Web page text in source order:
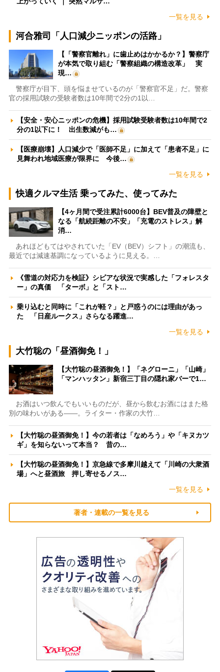
一覧を見る
河合雅司「人口減少ニッポンの活路」
【「警察官離れ」に歯止めはかかるか？】警察庁
が本気で取り組む「警察組織の構造改革」 実
現…
警察庁が目下、頭を悩ませているのが「警察官不足」だ。警察
官の採用試験の受験者数は10年間で2分の1以…
【安全・安心ニッポンの危機】採用試験受験者数は10年間で2
分の1以下に！ 出生数減がも…
【医療崩壊】人口減少で「医師不足」に加えて「患者不足」に
見舞われ地域医療が限界に 今後…
一覧を見る
快適クルマ生活 乗ってみた、使ってみた
【4ヶ月間で受注累計6000台】BEV普及の障壁と
なる「航続距離の不安」「充電のストレス」解
消…
あれほどもてはやされていた「EV（BEV）シフト」の潮流も、
最近では減速基調になっているように見える。…
《雪道の対応力を検証》シビアな状況で実感した「フォレスタ
ー」の真価 「ターボ」と「スト…
乗り込むと同時に「これが軽？」と戸惑うのには理由があっ
た 「日産ルークス」さらなる躍進…
一覧を見る
大竹聡の「昼酒御免！」
【大竹聡の昼酒御免！】「ネグローニ」「山崎」
「マンハッタン」新宿三丁目の隠れ家バーで1…
お酒はいつ飲んでもいいものだが、昼から飲むお酒にはまた格
別の味わいがある――。ライター・作家の大竹…
【大竹聡の昼酒御免！】今の若者は「なめろう」や「キヌカツ
ギ」を知らないって本当？ 昔の…
【大竹聡の昼酒御免！】京急線で多摩川越えて「川崎の大衆酒
場」へと昼酒旅 押し寄せるノス…
一覧を見る
著者・連載の一覧を見る